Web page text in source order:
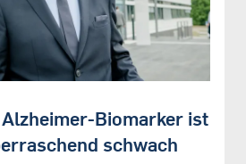
Biomarker ist
schwach